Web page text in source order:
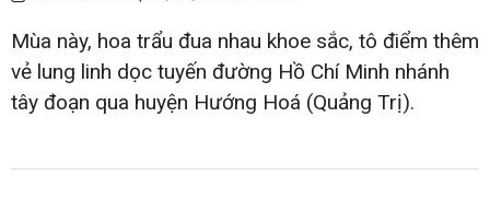
Mùa này, hoa trẩu đua nhau khoe sắc, tô điểm thêm
vẻ lung linh dọc tuyến đường Hồ Chí Minh nhánh
tây đoạn qua huyện Hướng Hoá (Quảng Trị).